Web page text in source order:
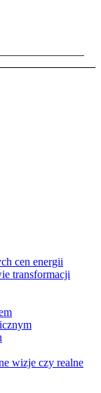
cen energii
transformacji
wizje czy realne